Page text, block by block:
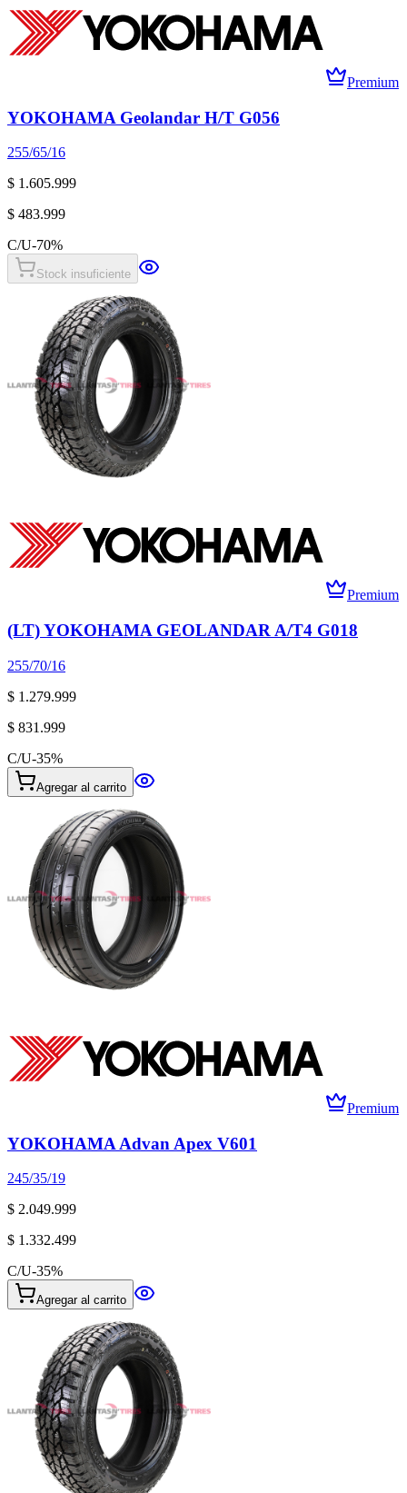
Premium
YOKOHAMA Geolandar H/T G056
255/65/16
$ 1.605.999
$ 483.999
C/U-70%
Stock insuficiente
Premium
(LT) YOKOHAMA GEOLANDAR A/T4 G018
255/70/16
$ 1.279.999
$ 831.999
C/U-35%
Agregar al carrito
Premium
YOKOHAMA Advan Apex V601
245/35/19
$ 2.049.999
$ 1.332.499
C/U-35%
Agregar al carrito